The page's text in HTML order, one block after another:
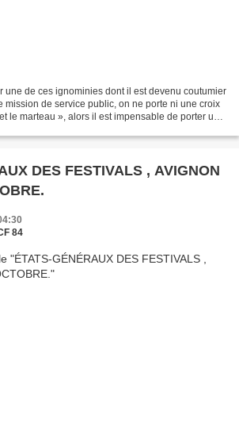
une de ces ignominies dont il est devenu coutumier
mission de service public, on ne porte ni une croix
le marteau », alors il est impensable de porter un
FESTIVALS , AVIGNON
84